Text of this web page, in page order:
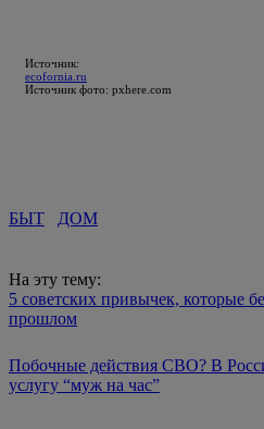
Источник:
ecofornia.ru
Источник фото: pxhere.com
БЫТ ДОМ
На эту тему:
5 советских привычек, которые
прошлом
Побочные действия СВО? В
услугу “муж на час”